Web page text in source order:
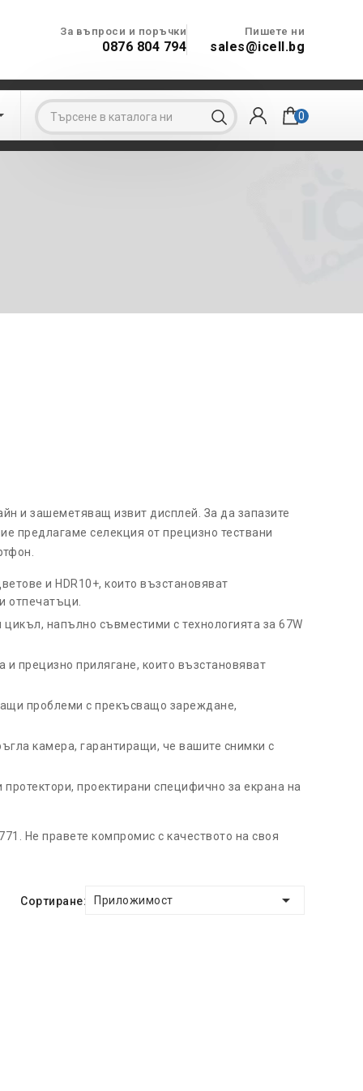
За въпроси и поръчки
0876 804 794
Пишете ни
sales@icell.bg
 0
и зашеметяващ извит дисплей. За да запазите
предлагаме селекция от прецизно тествани
и HDR10+, които възстановяват
отпечатъци.
напълно съвместими с технологията за 67W
прецизно прилягане, които възстановяват
проблеми с прекъсващо зареждане,
камера, гарантиращи, че вашите снимки с
проектирани специфично за екрана на
Не правете компромис с качеството на своя
Сортиране: Приложимост 